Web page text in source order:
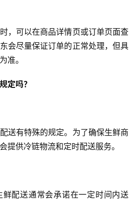
，可以在商品详情页或订单页面查
会尽量保证订单的正常处理，但具
准。
定吗？
送有特殊的规定。为了确保生鲜商
提供冷链物流和定时配送服务。
配送通常会承诺在一定时间内送